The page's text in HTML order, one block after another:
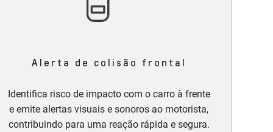
Alerta de colisão frontal
Identifica risco de impacto com o carro à frente
e emite alertas visuais e sonoros ao motorista,
contribuindo para uma reação rápida e segura.